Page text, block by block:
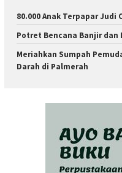
80.000 Anak Terpapar Judi
Potret Bencana Banjir dan
Meriahkan Sumpah
Darah di Palmerah